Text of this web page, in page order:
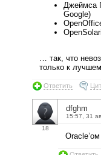
Джеймса
Google)
… так, что
только к
Ответить
18
dfghm
15:57, 31